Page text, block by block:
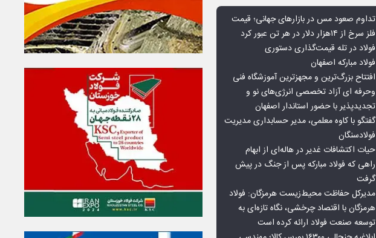
تداوم صعود مس در بازارهای جهانی؛ قیمت
فلز سرخ از ۱۴هزار دلار در هر تن عبور کرد
فولاد در تله قیمت‌گذاری دستوری
فولاد مبارکه اصفهان
افتتاح بزرگ‌ترین و مجهزترین آموزشگاه فنی
وحرفه ای آزاد تخصصی انرژی‌های نو و
تجدیدپذیر با حضور استاندار اصفهان
گفتگو با کاوه معلمی، مدیر حسابداری مدیریت
فولادسنگان
حیات اکتشافات غدیر در هاله‌ای از ابهام
راهی که فولاد مبارکه پس از جنگ در پیش
گرفت
مدیرکل حفاظت محیط‌زیست هرمزگان: فولاد
هرمزگان با اقتصاد چرخشی، نگاه تازه‌ای به
توسعه صنعت فولاد ارائه کرده است